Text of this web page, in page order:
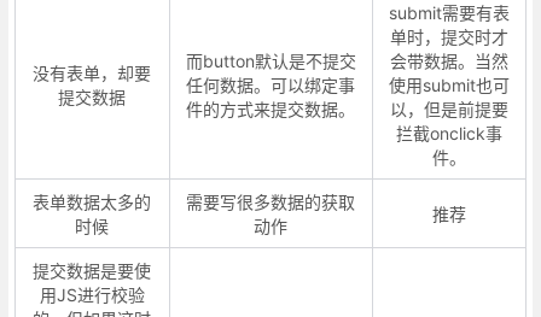
没有表单，却要
提交数据
而button默认是不提交
任何数据。可以绑定事
件的方式来提交数据。
submit需要有表
单时，提交时才
会带数据。当然
使用submit也可
以，但是前提要
拦截onclick事
件。
表单数据太多的
时候
需要写很多数据的获取
动作
推荐
提交数据是要使
用JS进行校验